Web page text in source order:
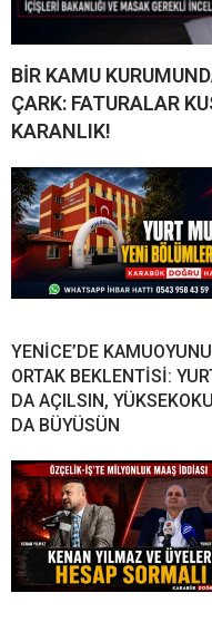
BİR KAMU
ÇARK: FATURALAR
KARANLIK!
YENİCE’DE
ORTAK BEKLENTİSİ:
DA AÇILSIN,
DA BÜYÜSÜN